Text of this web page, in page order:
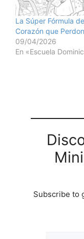
La Súper Fórmula
Corazón que
09/04/2026
En «Escuela
Subscribe to